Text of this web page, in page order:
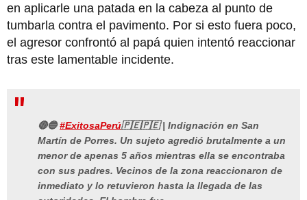
en aplicarle una patada en la cabeza al punto de
tumbarla contra el pavimento. Por si esto fuera poco,
el agresor confrontó al papá quien intentó reaccionar
tras este lamentable incidente.
🔴🔵#ExitosaPerú🇵🇪🇵🇪 | Indignación en San
Martín de Porres. Un sujeto agredió brutalmente a un
menor de apenas 5 años mientras ella se encontraba
con sus padres. Vecinos de la zona reaccionaron de
inmediato y lo retuvieron hasta la llegada de las